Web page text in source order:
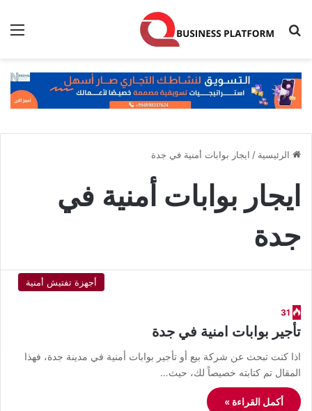
بحث عن
الرئيسية / ايجار بوابات أمنية في جدة
ايجار بوابات أمنية في
جدة
أجهزة تفتيش أمنية
31
تأجير بوابات امنية في جدة
اذا كنت تبحث عن شركة بيع أو تأجير بوابات أمنية في مدينة جدة، فهذا
المقال تم كتابته خصيصاً لك، حيث…
أكمل القراءة »